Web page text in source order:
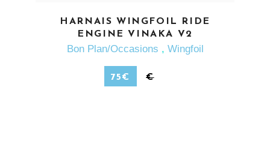
EN SAVOIR PLUS
HARNAIS WINGFOIL RIDE
ENGINE VINAKA V2
Bon Plan/Occasions , Wingfoil
75€ €